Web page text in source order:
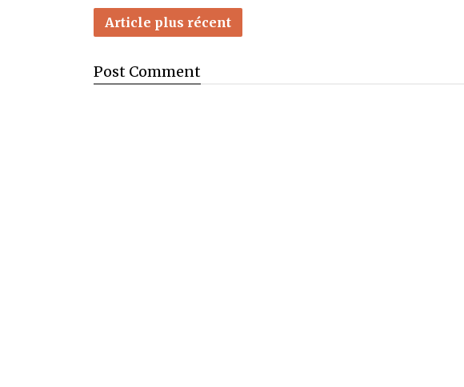
Article plus récent
Post Comment